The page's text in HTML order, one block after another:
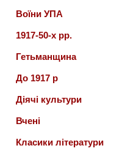
Воїни УПА
1917-50-х рр.
Гетьманщина
До 1917 р
Діячі культури
Вчені
Класики літератури